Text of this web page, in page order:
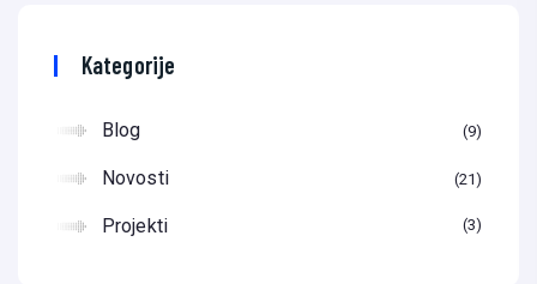
Kategorije
Blog 9
Novosti 21
Projekti 3